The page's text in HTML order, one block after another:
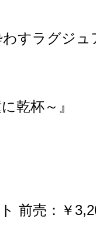
すラグジュ
乾杯～』
前売：￥